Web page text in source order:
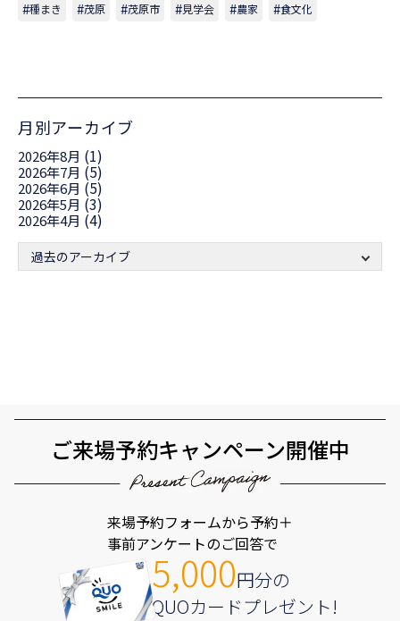
種まき
茂原 茂原市 見学会 農家 食文化
月別アーカイブ
2026年8月 (1)
2026年7月 (5)
2026年6月 (5)
2026年5月 (3)
2026年4月 (4)
過去のアーカイブ
ご来場予約キャンペーン開催中
5,000円分の
QUOカードプレゼント!
来場予約フォームから予約＋
事前アンケートのご回答で